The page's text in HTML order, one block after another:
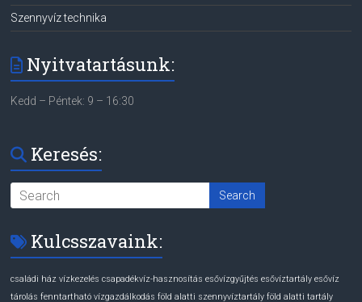
Szennyvíz technika
Nyitvatartásunk:
Kedd – Péntek: 9 – 16:30
Keresés:
Kulcsszavaink:
családi ház vízkezelés csapadékvíz-hasznosítás esővízgyűjtés esővíztartály esővíz
tárolás fenntartható vízgazdálkodás föld alatti szennyvíztartály föld alatti tartály